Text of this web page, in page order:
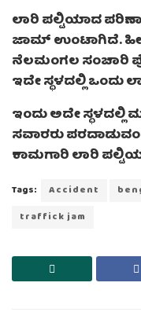
ಲಾರಿ ಪಲ್ಟಿಯಾದ
ಜಾಮ್ ಉಂಟಾಗಿದೆ.
ನೆಲಮಂಗಲ ಸಂಚಾರಿ
ಇದೇ ಸ್ಥಳದಲ್ಲಿ ಒಂದು
ಇಂದು ಅದೇ ಸ್ಥಳದಲ್ಲಿ
ಸವಾರರು
ಕಾಮಗಾರಿ ಲಾರಿ
Tags: Accident
traffick jam